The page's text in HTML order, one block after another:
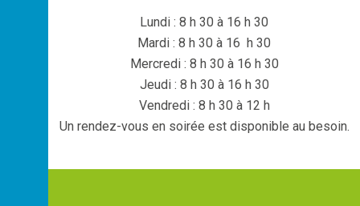
Lundi : 8 h 30 à 16 h 30
Mardi : 8 h 30 à 16 h 30
Mercredi : 8 h 30 à 16 h 30
Jeudi : 8 h 30 à 16 h 30
Vendredi : 8 h 30 à 12 h
Un rendez-vous en soirée est disponible au besoin.